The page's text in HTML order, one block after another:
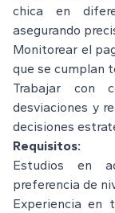
chica en
asegurando
Monitorear el
que se cumplan
Trabajar con
desviaciones y
decisiones
Requisitos:
Estudios en
preferencia de
Experiencia en